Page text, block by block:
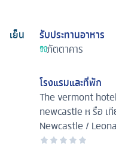
เย็น
รับประทานอาหาร
ภัตตาคาร
โรงแรมและที่พัก
The vermont
newcastle ห รือ เที
Newcastle /